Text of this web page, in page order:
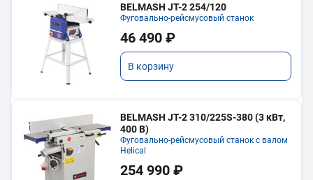
BELMASH JT-2 254/120
Фуговально-рейсмусовый станок
46 490 ₽
В корзину
BELMASH JT-2 310/225S-380 (3 кВт,
400 В)
Фуговально-рейсмусовый станок с валом
Helical
254 990 ₽